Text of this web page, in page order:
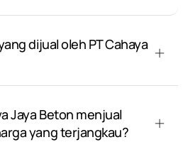
dijual oleh PT Cahaya
Jaya Beton menjual
yang terjangkau?